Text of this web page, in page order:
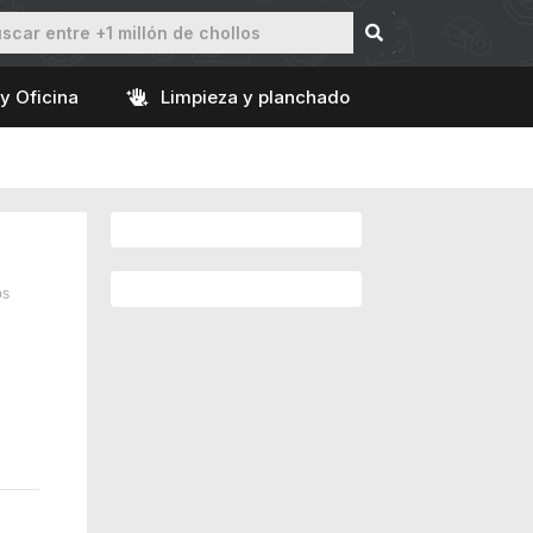
Oficina Limpieza y planchado